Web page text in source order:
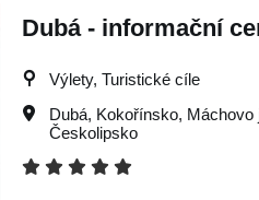
Dubá - informační
Výlety, Turistické cíle
Dubá, Kokořínsko, Máchovo
Českolipsko